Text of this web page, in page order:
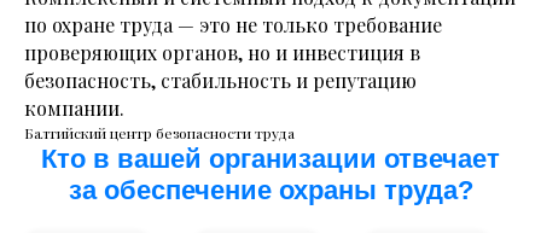
по охране труда — это не только требование
проверяющих органов, но и инвестиция в
безопасность, стабильность и репутацию
компании.
Балтийский центр безопасности труда
Кто в вашей организации отвечает
за обеспечение охраны труда?